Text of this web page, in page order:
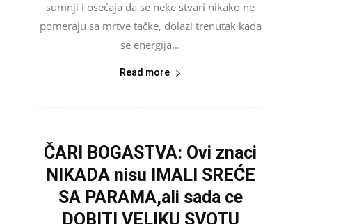
sumnji i osećaja da se neke stvari nikako ne
pomeraju sa mrtve tačke, dolazi trenutak kada
se energija...
Read more
ČARI BOGASTVA: Ovi znaci
NIKADA nisu IMALI SREĆE
SA PARAMA,ali sada ce
DOBITI VELIKU SVOTU